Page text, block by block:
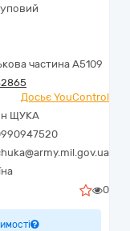
частина А5109
Досьє YouControl
ЩУКА
0